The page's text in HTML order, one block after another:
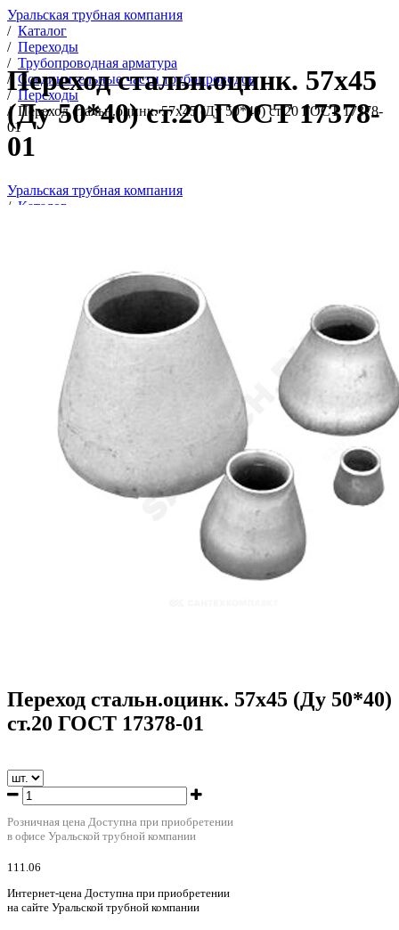
Уральская трубная компания
/ Каталог
/ Переходы
/ Трубопроводная арматура
/ Соединительные части трубопроводов
/ Переходы
/ Переход стальн.оцинк. 57х45 (Ду 50*40) ст.20 ГОСТ 17378-
01
Переход стальн.оцинк. 57х45
(Ду 50*40) ст.20 ГОСТ 17378-
01
Уральская трубная компания
/ Каталог
Переход стальн.оцинк. 57х45 (Ду 50*40) ст.20 ГОСТ 17378-
Переход стальн.оцинк. 57х45 (Ду 50*40)
ст.20 ГОСТ 17378-01
Розничная цена Доступна при приобретении
в офисе Уральской трубной компании
111.06
Интернет-цена Доступна при приобретении
на сайте Уральской трубной компании